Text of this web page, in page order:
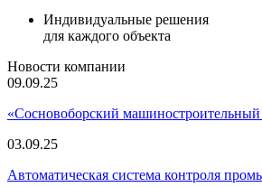
Индивидуальные решения
для каждого объекта
Новости компании
09.09.25
«Сосновоборский
03.09.25
Автоматическая система контроля